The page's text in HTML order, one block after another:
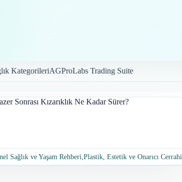
KategorileriAGProLabs Trading Suite
Sonrası Kızarıklık Ne Kadar Sürer?
Sağlık ve Yaşam Rehberi Plastik, Estetik ve Onarıcı Cerrahi